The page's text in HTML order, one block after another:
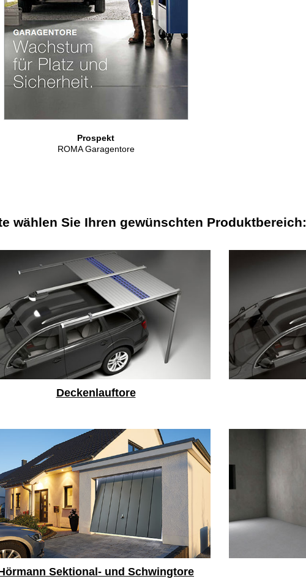
Prospekt
ROMA Garagentore
wählen Sie Ihren gewünschten Produktbereich:
Deckenlauftore
Sektional- und Schwingtore